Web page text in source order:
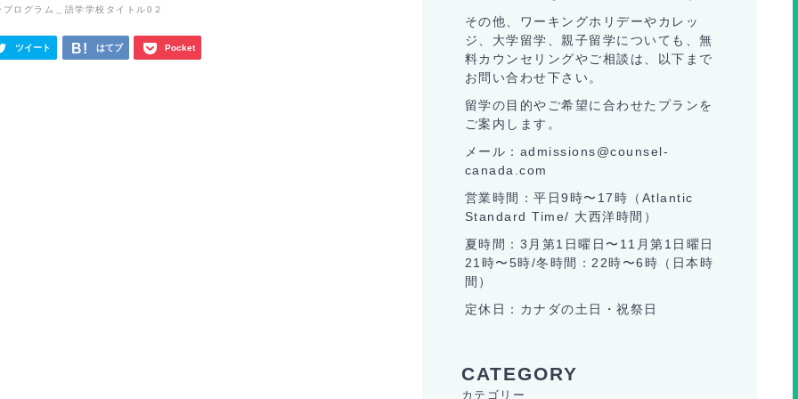
ツイート はてブ Pocket
その他、ワーキングホリデーやカレッ
ジ、大学留学、親子留学についても、無
料カウンセリングやご相談は、以下まで
お問い合わせ下さい。
留学の目的やご希望に合わせたプランを
ご案内します。
メール：admissions@counsel-
canada.com
営業時間：平日9時〜17時（Atlantic
Standard Time/ 大西洋時間）
夏時間：3月第1日曜日〜11月第1日曜日
21時〜5時/冬時間：22時〜6時（日本時
間）
定休日：カナダの土日・祝祭日
カテゴリー